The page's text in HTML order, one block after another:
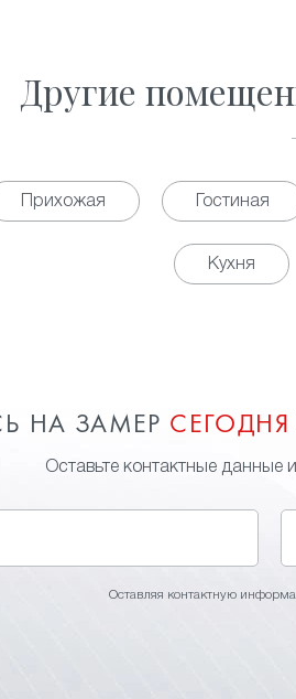
Другие
Прихожая Гостиная
Кухня
НА ЗАМЕР СЕГОДНЯ
Оставьте контактные данные
Оставляя контактную